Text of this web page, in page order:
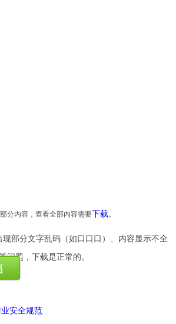
分内容，查看全部内容需要下载。
部分文字乱码（如口口口）、内容显示不全
问题，下载是正常的。
安全规范